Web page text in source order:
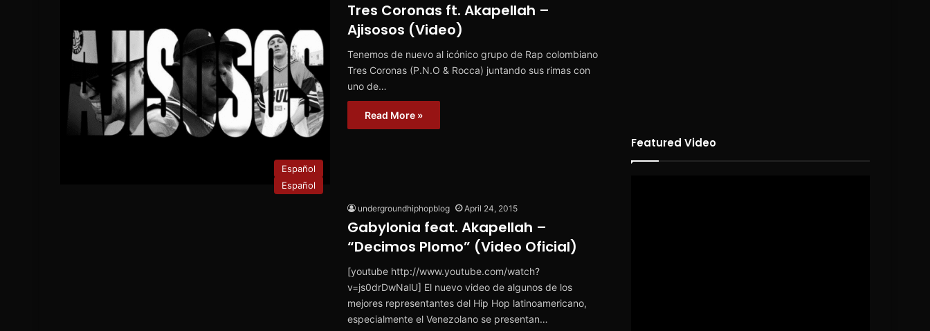
Español
Tres Coronas ft. Akapellah –
Ajisosos (Video)
Tenemos de nuevo al icónico grupo de Rap colombiano
Tres Coronas (P.N.O & Rocca) juntando sus rimas con
uno de…
Read More »
Español
undergroundhiphopblog April 24, 2015
Gabylonia feat. Akapellah –
“Decimos Plomo” (Video Oficial)
[youtube http://www.youtube.com/watch?
v=js0drDwNalU] El nuevo video de algunos de los
mejores representantes del Hip Hop latinoamericano,
especialmente el Venezolano se presentan…
Featured Video